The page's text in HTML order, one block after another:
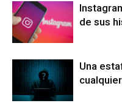
de sus
Una